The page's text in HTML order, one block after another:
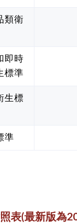
類衛
即時
標準
生標
準
表(最新版為